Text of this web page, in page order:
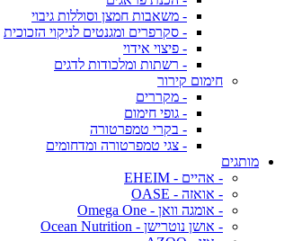
- משאבות חמצן וסוללות גיבוי
- סקרפרים ומגנטים לניקוי הזכוכית
- פיצוי אידוי
- רשתות ומלכודות לדגים
חימום קירור
- מקררים
- גופי חימום
- בקרי טמפרטורה
- צגי טמפרטורה ומדחומים
מותגים
- אהיים - EHEIM
- אואזה - OASE
- אומגה וואן - Omega One
- אושן נוטרישן - Ocean Nutrition